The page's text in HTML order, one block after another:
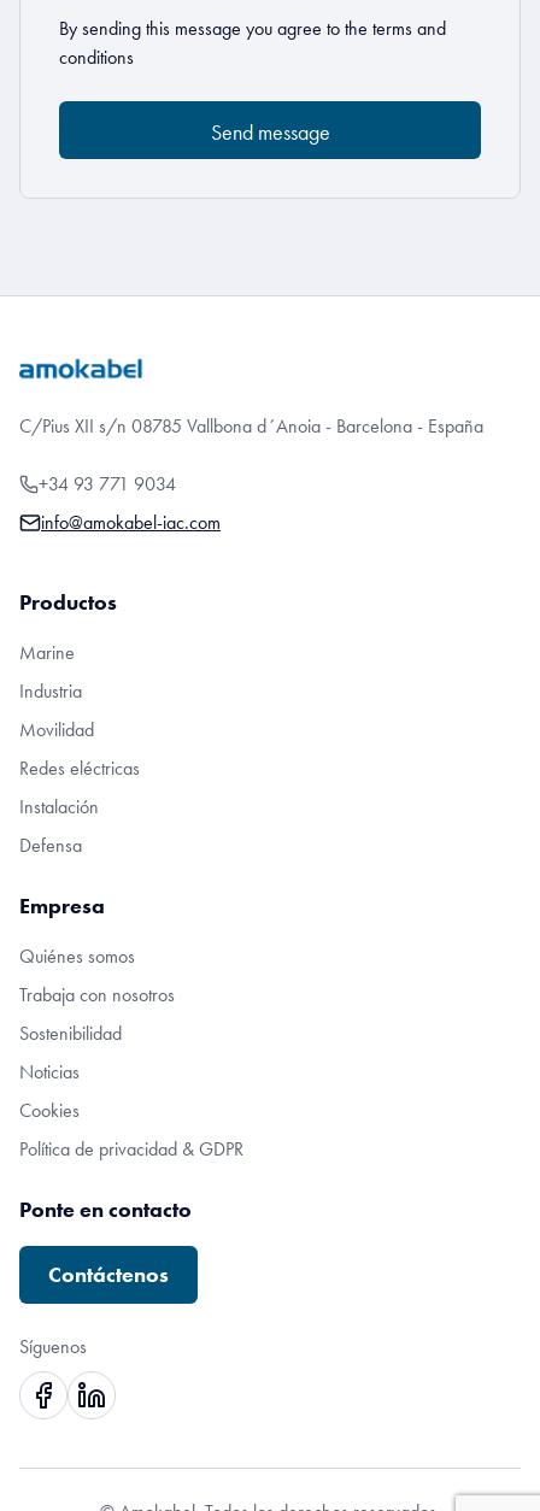
By sending this message you agree to the terms and
conditions
C/Pius XII s/n 08785 Vallbona d´Anoia - Barcelona - España
+34 93 771 9034
info@amokabel-iac.com
Productos
Marine
Industria
Movilidad
Redes eléctricas
Instalación
Defensa
Empresa
Quiénes somos
Trabaja con nosotros
Sostenibilidad
Noticias
Cookies
Política de privacidad & GDPR
Ponte en contacto
Contáctenos
Síguenos